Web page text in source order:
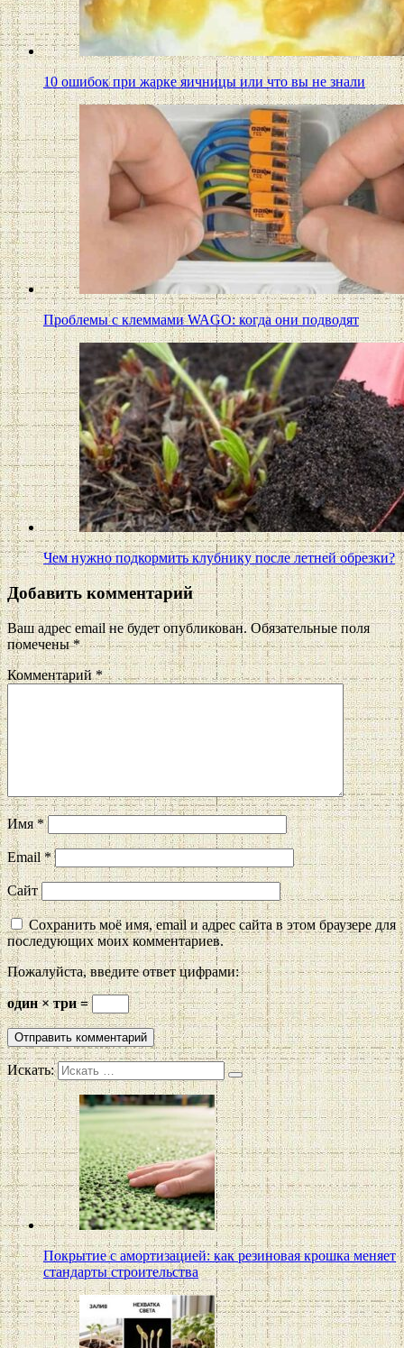
10 ошибок при жарке яичницы или что вы не знали
Проблемы с клеммами WAGO: когда они подводят
Чем нужно подкормить клубнику после летней обрезки?
Добавить комментарий
Ваш адрес email не будет опубликован. Обязательные поля
помечены*
Комментарий*
Имя*
Email*
Сайт
Сохранить моё имя, email и адрес сайта в этом браузере для
последующих моих комментариев.
Пожалуйста, введите ответ цифрами:
один × три =
Искать:
Покрытие с амортизацией: как резиновая крошка меняет
стандарты строительства